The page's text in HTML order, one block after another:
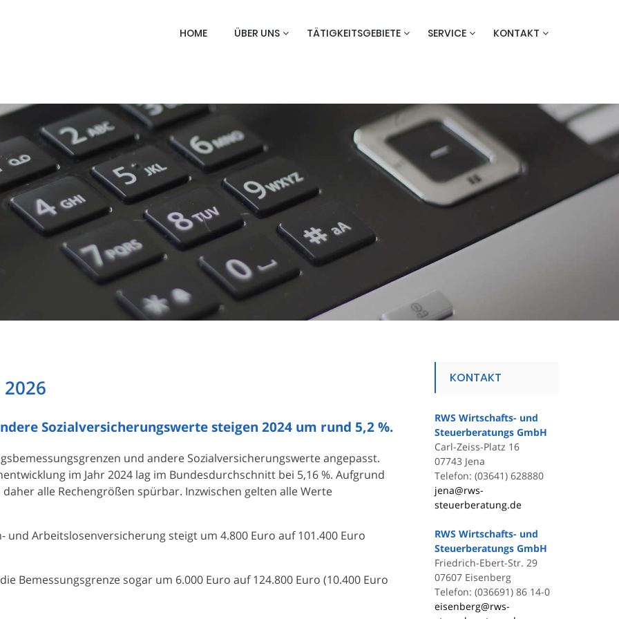
HOME ÜBER UNS TÄTIGKEITSGEBIETE SERVICE KONTAKT
Sozialversicherungswerte steigen 2024 um rund 5,2 %.
und andere Sozialversicherungswerte angepasst.
im Jahr 2024 lag im Bundesdurchschnitt bei 5,16 %. Aufgrund
alle Rechengrößen spürbar. Inzwischen gelten alle Werte
und Arbeitslosenversicherung steigt um 4.800 Euro auf 101.400 Euro
Bemessungsgrenze sogar um 6.000 Euro auf 124.800 Euro (10.400 Euro
KONTAKT
RWS Wirtschafts- und
Steuerberatungs GmbH
Carl-Zeiss-Platz 16
07743 Jena
Telefon: (03641) 628880
jena@rws-
steuerberatung.de
RWS Wirtschafts- und
Steuerberatungs GmbH
Friedrich-Ebert-Str. 29
07607 Eisenberg
Telefon: (036691) 86 14-0
eisenberg@rws-